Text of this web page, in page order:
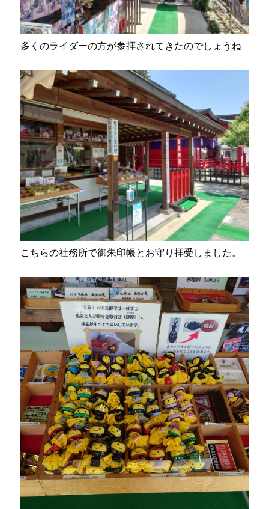
多くのライダーの方が参拝されてきたのでしょうね
こちらの社務所で御朱印帳とお守り拝受しました。